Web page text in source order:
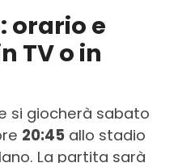
orario e
TV o in
si giocherà sabato
20:45allo stadio
La partita sarà